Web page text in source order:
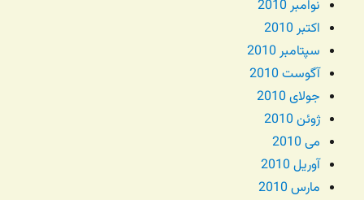
نوامبر 2010
اکتبر 2010
سپتامبر 2010
آگوست 2010
جولای 2010
ژوئن 2010
می 2010
آوریل 2010
مارس 2010